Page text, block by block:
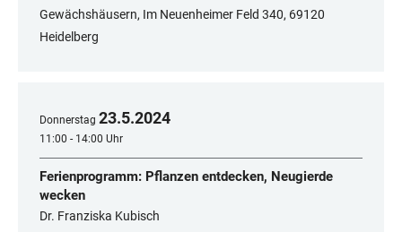
Gewächshäusern, Im Neuenheimer Feld 340, 69120
Heidelberg
Donnerstag 23.5.2024
11:00 - 14:00 Uhr
Ferienprogramm: Pflanzen entdecken, Neugierde
wecken
Dr. Franziska Kubisch